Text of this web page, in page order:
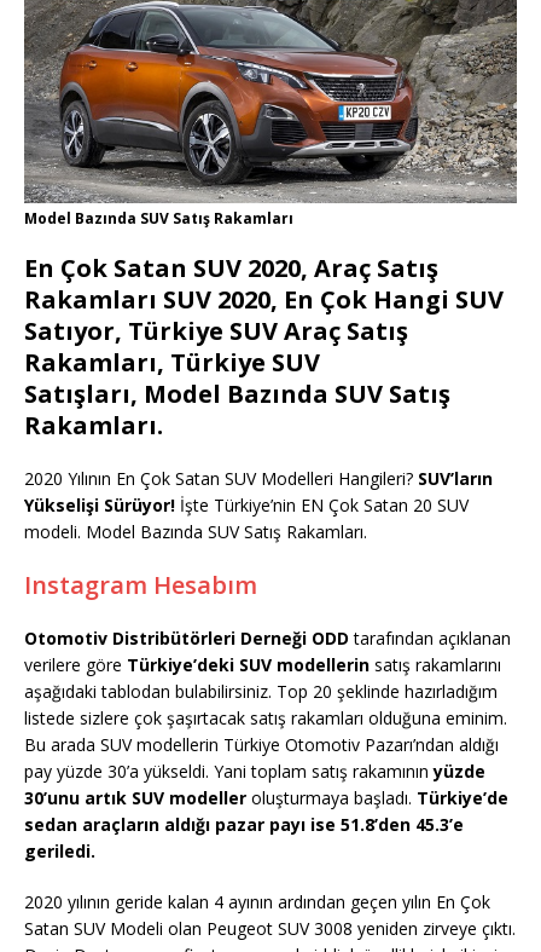
Model Bazında SUV Satış Rakamları
En Çok Satan SUV 2020, Araç Satış
Rakamları SUV 2020, En Çok Hangi SUV
Satıyor, Türkiye SUV Araç Satış
Rakamları, Türkiye SUV
Satışları, Model Bazında SUV Satış
Rakamları.
2020 Yılının En Çok Satan SUV Modelleri Hangileri? SUV’ların
Yükselişi Sürüyor! İşte Türkiye’nin EN Çok Satan 20 SUV
modeli. Model Bazında SUV Satış Rakamları.
Instagram Hesabım
Otomotiv Distribütörleri Derneği ODD tarafından açıklanan
verilere göre Türkiye’deki SUV modellerin satış rakamlarını
aşağıdaki tablodan bulabilirsiniz. Top 20 şeklinde hazırladığım
listede sizlere çok şaşırtacak satış rakamları olduğuna eminim.
Bu arada SUV modellerin Türkiye Otomotiv Pazarı’ndan aldığı
pay yüzde 30’a yükseldi. Yani toplam satış rakamının yüzde
30’unu artık SUV modeller oluşturmaya başladı. Türkiye’de
sedan araçların aldığı pazar payı ise 51.8’den 45.3’e
geriledi.
2020 yılının geride kalan 4 ayının ardından geçen yılın En Çok
Satan SUV Modeli olan Peugeot SUV 3008 yeniden zirveye çıktı.